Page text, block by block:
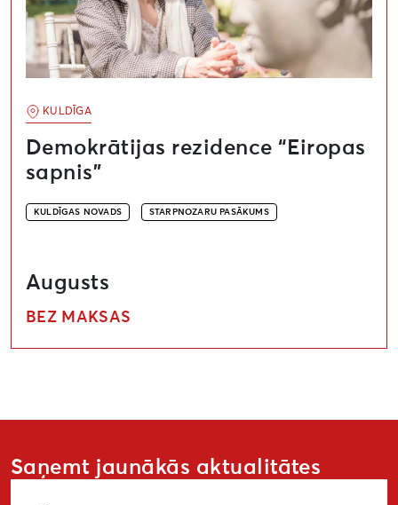
KULDĪGA
Demokrātijas rezidence “Eiropas
sapnis”
KULDĪGAS NOVADS STARPNOZARU PASĀKUMS
Augusts
BEZ MAKSAS
Saņemt jaunākās aktualitātes